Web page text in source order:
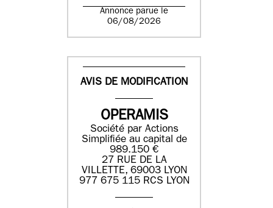
Annonce parue le
06/08/2026
AVIS DE MODIFICATION
OPERAMIS
Société par Actions
Simplifiée au capital de
989.150 €
27 RUE DE LA
VILLETTE, 69003 LYON
977 675 115 RCS LYON